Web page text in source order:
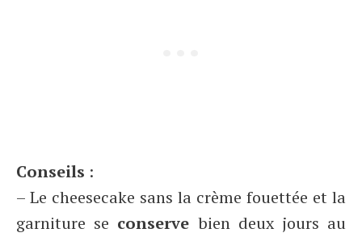
Conseils :
– Le cheesecake sans la crème fouettée et la
garniture se conserve bien deux jours au